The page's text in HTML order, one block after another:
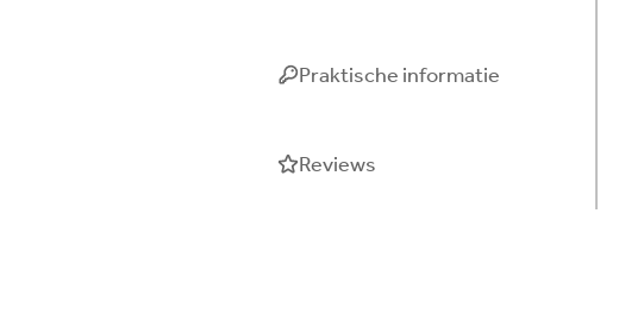
Praktische informatie
Reviews